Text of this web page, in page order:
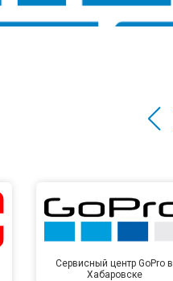
Сервисный центр GoPro в
Хабаровске